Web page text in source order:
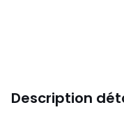
Description